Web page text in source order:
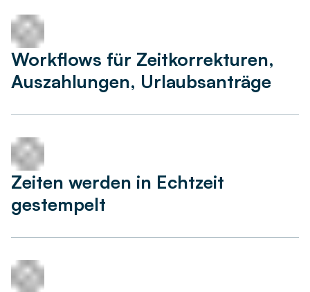
Workflows für Zeitkorrekturen,
Auszahlungen, Urlaubsanträge
Zeiten werden in Echtzeit
gestempelt